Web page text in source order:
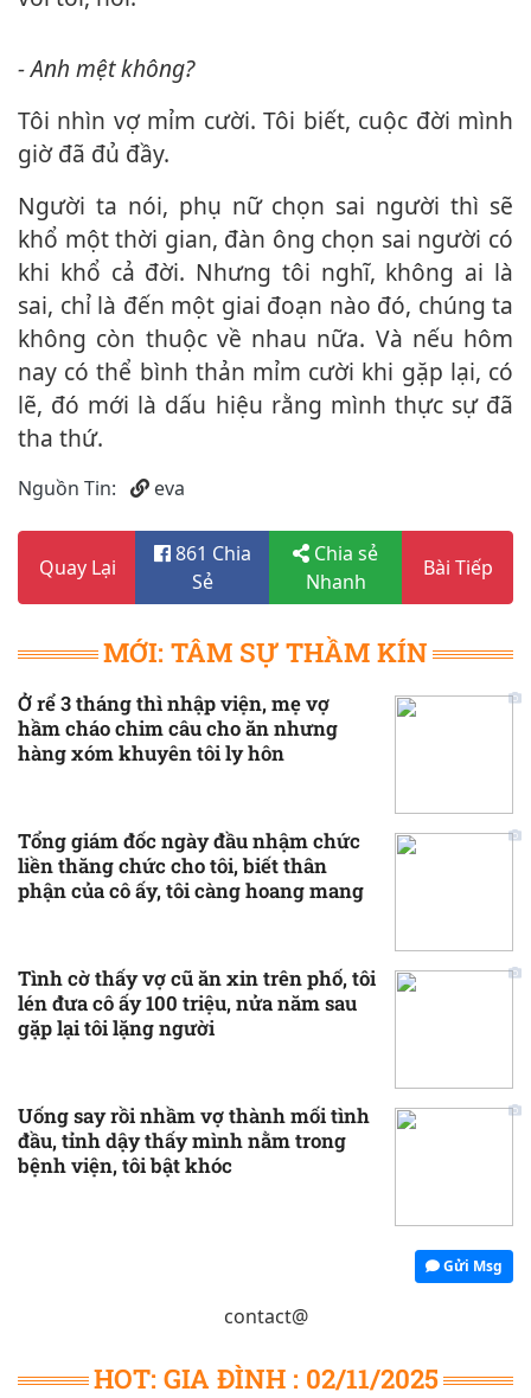
- Anh mệt không?
Tôi nhìn vợ mỉm cười. Tôi biết, cuộc đời mình
giờ đã đủ đầy.
Người ta nói, phụ nữ chọn sai người thì sẽ
khổ một thời gian, đàn ông chọn sai người có
khi khổ cả đời. Nhưng tôi nghĩ, không ai là
sai, chỉ là đến một giai đoạn nào đó, chúng ta
không còn thuộc về nhau nữa. Và nếu hôm
nay có thể bình thản mỉm cười khi gặp lại, có
lẽ, đó mới là dấu hiệu rằng mình thực sự đã
tha thứ.
Nguồn Tin: eva
Quay Lại
861 Chia
Sẻ
Chia sẻ
Nhanh
Bài Tiếp
MỚI: TÂM SỰ THẦM KÍN
Ở rể 3 tháng thì nhập viện, mẹ vợ
hầm cháo chim câu cho ăn nhưng
hàng xóm khuyên tôi ly hôn
Tổng giám đốc ngày đầu nhậm chức
liền thăng chức cho tôi, biết thân
phận của cô ấy, tôi càng hoang mang
Tình cờ thấy vợ cũ ăn xin trên phố, tôi
lén đưa cô ấy 100 triệu, nửa năm sau
gặp lại tôi lặng người
Uống say rồi nhầm vợ thành mối tình
đầu, tỉnh dậy thấy mình nằm trong
bệnh viện, tôi bật khóc
Gửi Msg
contact@
HOT: GIA ĐÌNH : 02/11/2025